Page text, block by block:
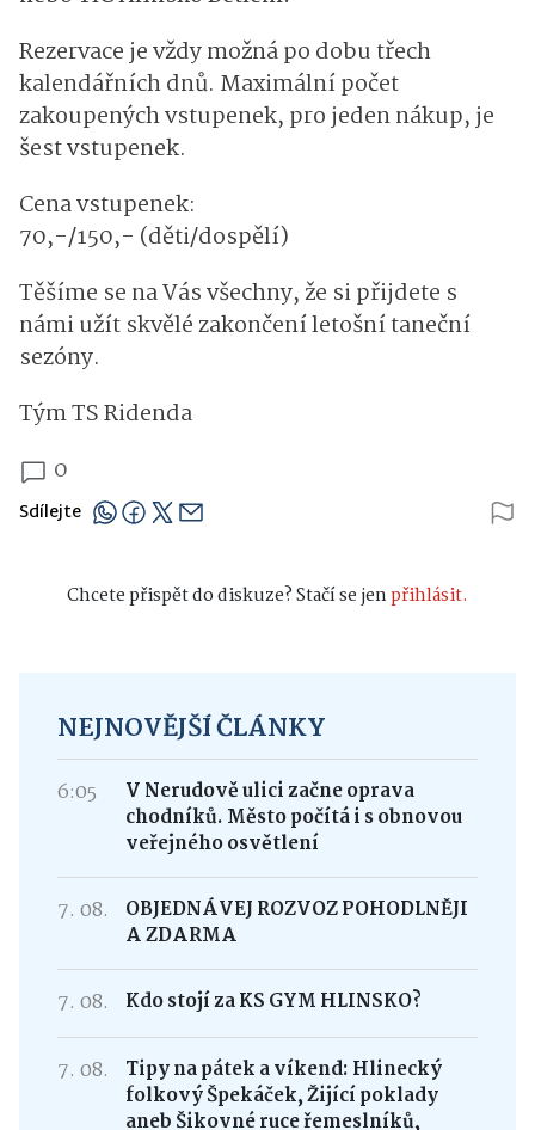
Rezervace je vždy možná po dobu třech
kalendářních dnů. Maximální počet
zakoupených vstupenek, pro jeden nákup, je
šest vstupenek.
Cena vstupenek:
70,-/150,- (děti/dospělí)
Těšíme se na Vás všechny, že si přijdete s
námi užít skvělé zakončení letošní taneční
sezóny.
Tým TS Ridenda
0
Sdílejte
Chcete přispět do diskuze? Stačí se jenpřihlásit.
NEJNOVĚJŠÍ ČLÁNKY
6:05
V Nerudově ulici začne oprava
chodníků. Město počítá i s obnovou
veřejného osvětlení
7. 08.
OBJEDNÁVEJ ROZVOZ POHODLNĚJI
A ZDARMA
7. 08. Kdo stojí za KS GYM HLINSKO?
7. 08.
Tipy na pátek a víkend: Hlinecký
folkový Špekáček, Žijící poklady
aneb Šikovné ruce řemeslníků,